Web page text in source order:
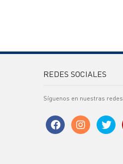
REDES SOCIALES
Síguenos en nuestras redes